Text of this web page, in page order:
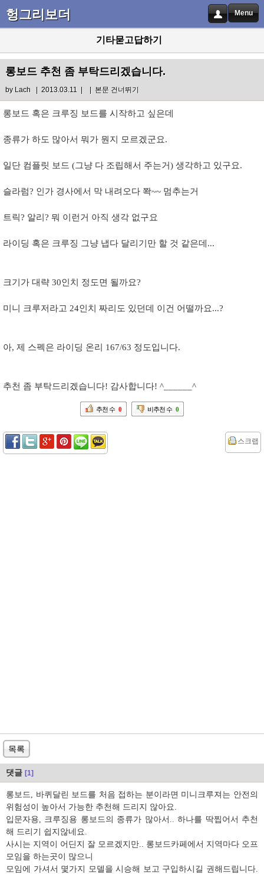
헝그리보더 Menu
기타묻고답하기
롱보드 추천 좀 부탁드리겠습니다.
by Lach| 2013.03.11 | | 본문 건너뛰기
롱보드 혹은 크루징 보드를 시작하고 싶은데
종류가 하도 많아서 뭐가 뭔지 모르겠군요.
일단 컴플릿 보드 (그냥 다 조립해서 주는거) 생각하고 있구요.
슬라럼? 인가 경사에서 막 내려오다 쫙~~ 멈추는거
트릭? 알리? 뭐 이런거 아직 생각 없구요
라이딩 혹은 크루징 그냥 냅다 달리기만 할 것 같은데...
크기가 대략 30인치 정도면 될까요?
미니 크루저라고 24인치 짜리도 있던데 이건 어떨까요...?
아, 제 스펙은 라이딩 온리 167/63 정도입니다.
추천 좀 부탁드리겠습니다! 감사합니다! ^______^
추천 수 0 비추천 수 0
스크랩
목록
댓글 [1]
롱보드, 바퀴달린 보드를 처음 접하는 분이라면 미니크루져는 안전의
위험성이 높아서 가능한 추천해 드리지 않아요.
입문자용, 크루징용 롱보드의 종류가 많아서.. 하나를 딱찝어서 추천
해 드리기 쉽지않네요.
사시는 지역이 어딘지 잘 모르겠지만.. 롱보드카페에서 지역마다 오프
모임을 하는곳이 많으니
모임에 가셔서 몇가지 모델을 시승해 보고 구입하시길 권해드립니다.